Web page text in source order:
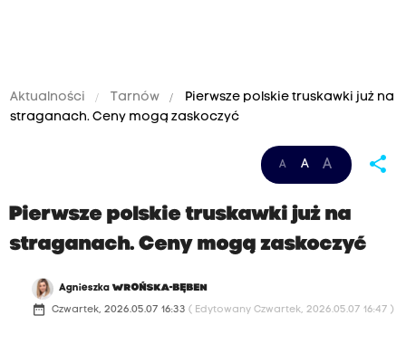
Aktualności Tarnów
Pierwsze polskie truskawki już na
straganach. Ceny mogą zaskoczyć
A A A share
Pierwsze polskie truskawki już na
straganach. Ceny mogą zaskoczyć
AgnieszkaWROŃSKA-BĘBEN
date_range Czwartek, 2026.05.07 16:33 ( Edytowany Czwartek, 2026.05.07 16:47 )